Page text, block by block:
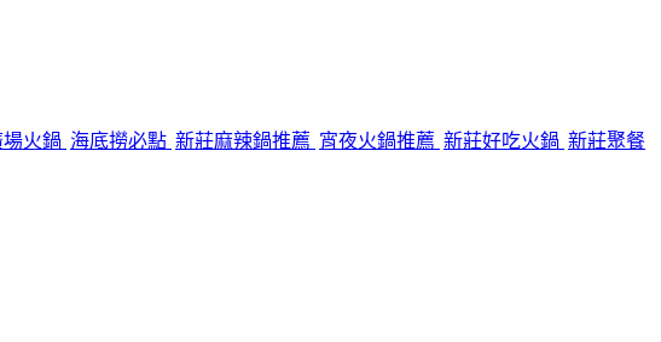
火鍋 海底撈必點 新莊麻辣鍋推薦 宵夜火鍋推薦 新莊好吃火鍋 新莊聚餐